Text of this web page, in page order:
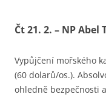
Čt 21. 2. – NP Abel
Vypůjčení mořského
(60 dolarů/os.).
ohledně bezpečnosti